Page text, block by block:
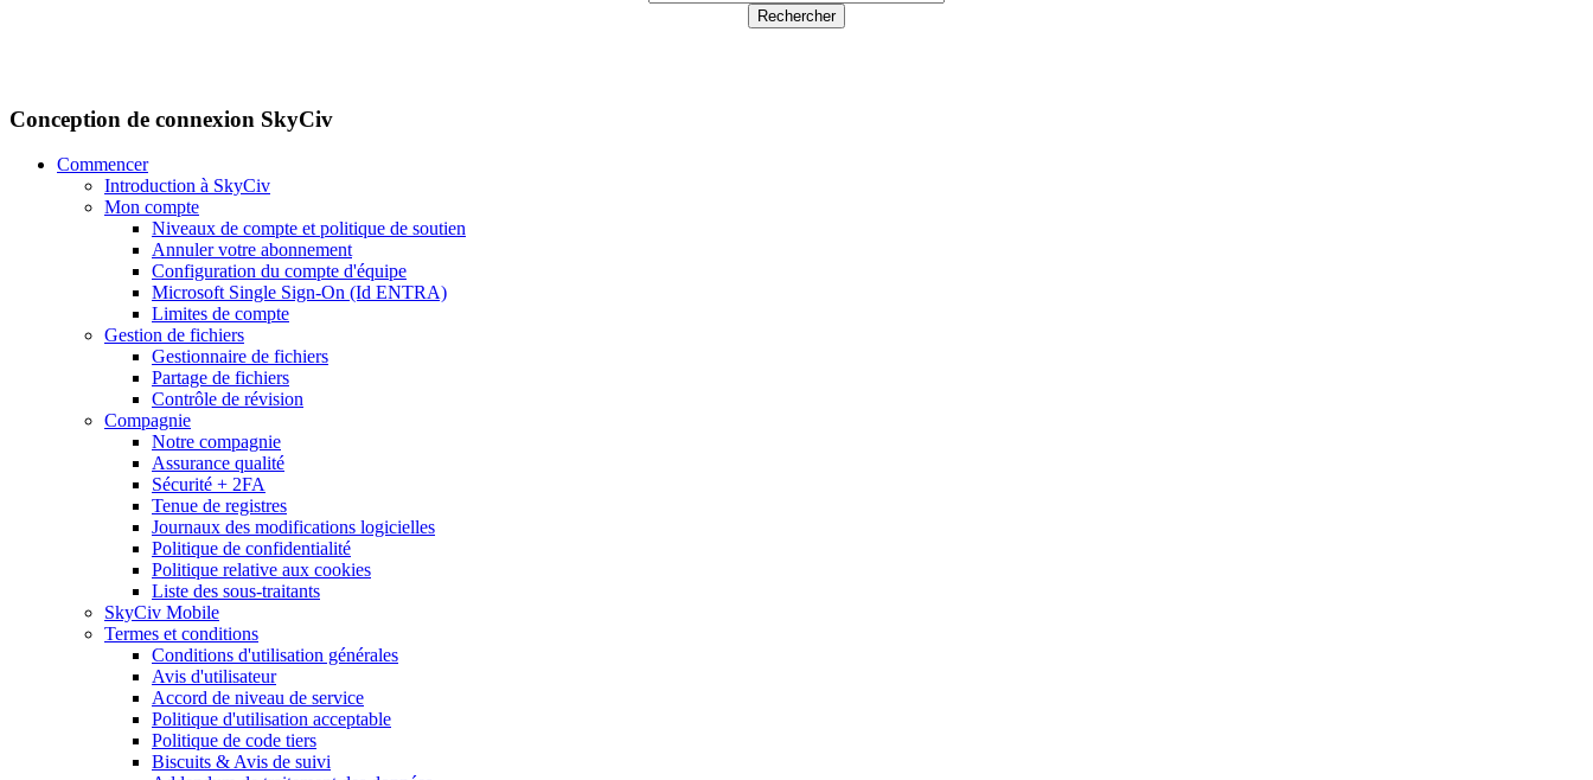
Conception de connexion SkyCiv
Commencer
Introduction à SkyCiv
Mon compte
Niveaux de compte et politique de soutien
Annuler votre abonnement
Configuration du compte d'équipe
Microsoft Single Sign-On (Id ENTRA)
Limites de compte
Gestion de fichiers
Gestionnaire de fichiers
Partage de fichiers
Contrôle de révision
Compagnie
Notre compagnie
Assurance qualité
Sécurité + 2FA
Tenue de registres
Journaux des modifications logicielles
Politique de confidentialité
Politique relative aux cookies
Liste des sous-traitants
SkyCiv Mobile
Termes et conditions
Conditions d'utilisation générales
Avis d'utilisateur
Accord de niveau de service
Politique d'utilisation acceptable
Politique de code tiers
Biscuits & Avis de suivi